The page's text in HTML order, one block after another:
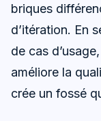
briques
d’itération. En
de cas
améliore la
crée un fossé